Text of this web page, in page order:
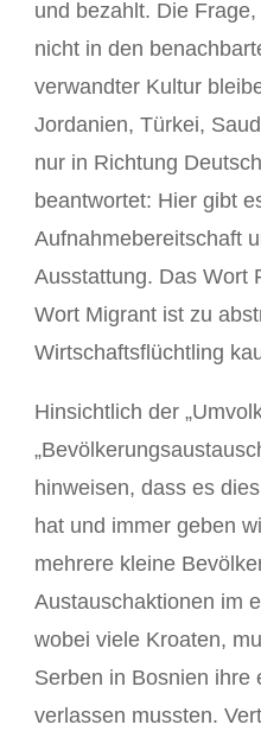
und bezahlt. Die
nicht in den
verwandter Kultur
Jordanien, Türkei,
nur in Richtung
beantwortet: Hier gibt
Aufnahmebereitschaft
Ausstattung. Das Wort
Wort Migrant ist zu
Wirtschaftsflüchtling
Hinsichtlich der
hinweisen, dass es
hat und immer geben
mehrere kleine
Austauschaktionen im
wobei viele Kroaten,
Serben in Bosnien ihre
verlassen mussten.